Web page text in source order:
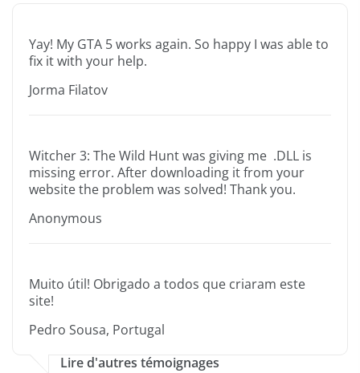
Yay! My GTA 5 works again. So happy I was able to
fix it with your help.
Jorma Filatov
Witcher 3: The Wild Hunt was giving me .DLL is
missing error. After downloading it from your
website the problem was solved! Thank you.
Anonymous
Muito útil! Obrigado a todos que criaram este
site!
Pedro Sousa, Portugal
Lire d'autres témoignages